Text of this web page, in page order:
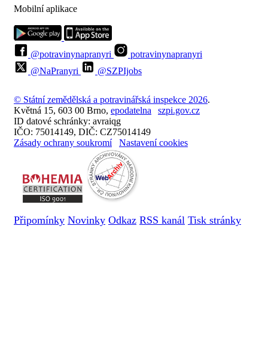
Mobilní aplikace
@potravinynapranyri
potravinynapranyri
@NaPranyri
@SZPIjobs
© Státní zemědělská a potravinářská inspekce 2026.
Květná 15, 603 00 Brno, epodatelna
szpi.gov.cz
ID datové schránky: avraiqg
IČO: 75014149, DIČ: CZ75014149
Zásady ochrany soukromí
Nastavení cookies
Připomínky Novinky Odkaz RSS kanál Tisk stránky